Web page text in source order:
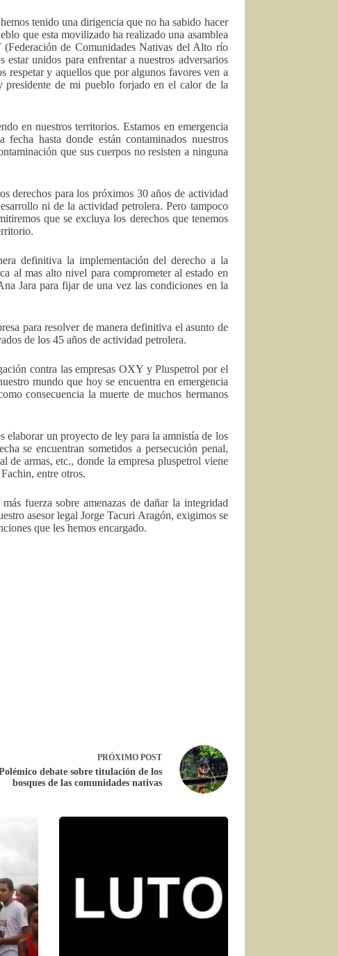
tenido una dirigencia que no ha sabido hacer
que esta movilizado ha realizado una asamblea
de Comunidades Nativas del Alto río
unidos para enfrentar a nuestros adversarios
respetar y aquellos que por algunos favores ven a
presidente de mi pueblo forjado en el calor de la
en nuestros territorios. Estamos en emergencia
hasta donde están contaminados nuestros
que sus cuerpos no resisten a ninguna
para los próximos 30 años de actividad
ni de la actividad petrolera. Pero tampoco
que se excluya los derechos que tenemos
definitiva la implementación del derecho a la
al mas alto nivel para comprometer al estado en
Jara para fijar de una vez las condiciones en la
para resolver de manera definitiva el asunto de
de los 45 años de actividad petrolera.
contra las empresas OXY y Pluspetrol por el
mundo que hoy se encuentra en emergencia
consecuencia la muerte de muchos hermanos
elaborar un proyecto de ley para la amnistía de los
se encuentran sometidos a persecución penal,
de armas, etc., donde la empresa pluspetrol viene
entre otros.
fuerza sobre amenazas de dañar la integridad
asesor legal Jorge Tacuri Aragón, exigimos se
que les hemos encargado.
PRÓXIMO POST
debate sobre titulación de los
bosques de las comunidades nativas